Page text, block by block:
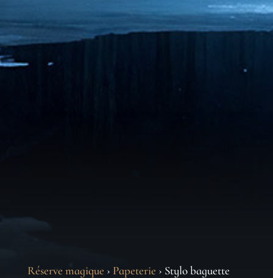
Réserve magique › Papeterie › Stylo baguette